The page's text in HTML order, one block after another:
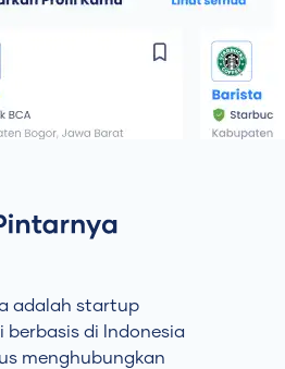
adalah startup
berbasis di Indonesia
menghubungkan